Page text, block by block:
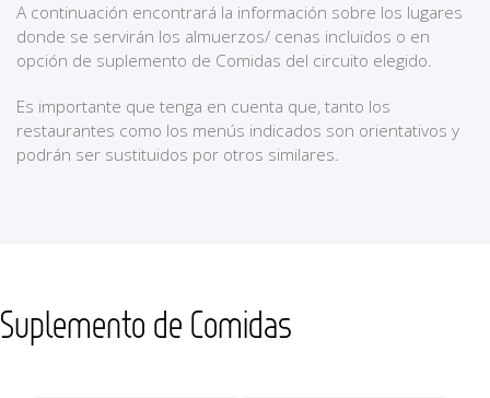
A continuación encontrará la información sobre los lugares
donde se servirán los almuerzos/ cenas incluidos o en
opción de suplemento de Comidas del circuito elegido.
Es importante que tenga en cuenta que, tanto los
restaurantes como los menús indicados son orientativos y
podrán ser sustituidos por otros similares.
Suplemento de Comidas